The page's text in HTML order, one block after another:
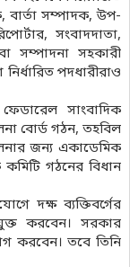
বার্তা সম্পাদক, উপ-
সংবাদদাতা,
সম্পাদনা সহকারী
পদধারীরাও
সাংবাদিক
বোর্ড গঠন, তহবিল
জন্য একাডেমিক
গঠনের বিধান
দক্ষ ব্যক্তিবর্গের
করবেন। সরকার
করবেন। তবে তিনি